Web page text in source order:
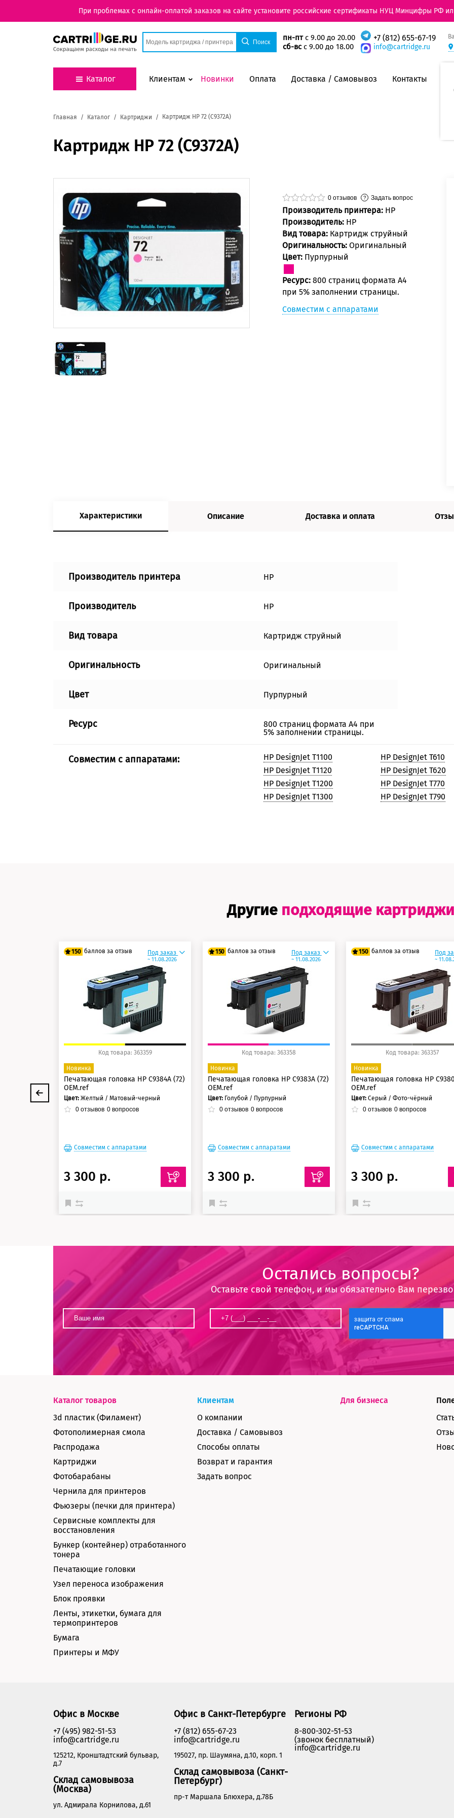
При проблемах с онлайн-оплатой заказов на сайте установите российские сертификаты НУЦ Минцифры РФ
пн-птс 9.00 до 20.00
сб-всс 9.00 до 18.00
+7 (812) 655-67-19
info@cartridge.ru
Каталог Клиентам Новинки Оплата Доставка / Самовывоз Контакты
Главная Каталог Картриджи Картридж HP 72 (C9372A)
Картридж HP 72 (C9372A)
0 отзывов Задать вопрос
Производитель принтера: HP
Производитель: HP
Вид товара: Картридж струйный
Оригинальность: Оригинальный
Цвет: Пурпурный
Ресурс: 800 страниц формата А4
при 5% заполнении страницы.
Совместим с аппаратами
Характеристики Описание Доставка и оплата
Производитель принтера HP
Производитель HP
Вид товара Картридж струйный
Оригинальность Оригинальный
Цвет Пурпурный
Ресурс
800 страниц формата А4 при
5% заполнении страницы.
Совместим с аппаратами:
HP DesignJet T1100
HP DesignJet T1120
HP DesignJet T1200
HP DesignJet T1300
HP DesignJet T610
HP DesignJet T620
HP DesignJet T770
HP DesignJet T790
Другие подходящие картриджи
150 баллов за отзыв
125 баллов
150 баллов
Под заказ
~ 11.08.2026
Код товара: 363359
Новинка
Печатающая головка HP C9384A (72)
OEM.ref
Цвет: Желтый / Матовый-черный
0 отзывов 0 вопросов
Совместим с аппаратами
3 300 р.
150 баллов за отзыв
125 баллов
150 баллов
Под заказ
~ 11.08.2026
Код товара: 363358
Новинка
Печатающая головка HP C9383A (72)
OEM.ref
Цвет: Голубой / Пурпурный
0отзывов 0вопросов
Совместим с аппаратами
3 300 р.
150 баллов за отзыв
125 баллов
150 баллов
Под
~
Код товара: 363357
Новинка
Печатающая головка HP
OEM.ref
Цвет: Серый / Фото-чёрный
0 отзывов 0 вопросов
Совместим с аппаратами
3 300 р.
Остались вопросы?
Оставьте свой телефон, и мы обязательно Вам
Каталог товаров
3d пластик (Филамент)
Фотополимерная смола
Распродажа
Картриджи
Фотобарабаны
Чернила для принтеров
Фьюзеры (печки для принтера)
Сервисные комплекты для
восстановления
Бункер (контейнер) отработанного
тонера
Печатающие головки
Узел переноса изображения
Блок проявки
Ленты, этикетки, бумага для
термопринтеров
Бумага
Принтеры и МФУ
Клиентам
О компании
Доставка / Самовывоз
Способы оплаты
Возврат и гарантия
Задать вопрос
Для бизнеса
Офис в Москве
+7 (495) 982-51-53
info@cartridge.ru
125212, Кронштадтский бульвар,
д.7
Склад самовывоза
(Москва)
ул. Адмирала Корнилова, д.61
Офис в Санкт-Петербурге
+7 (812) 655-67-23
info@cartridge.ru
195027, пр. Шаумяна, д.10, корп. 1
Склад самовывоза (Санкт-
Петербург)
пр-т Маршала Блюхера, д.78Б
Регионы РФ
8-800-302-51-53
(звонок бесплатный)
info@cartridge.ru